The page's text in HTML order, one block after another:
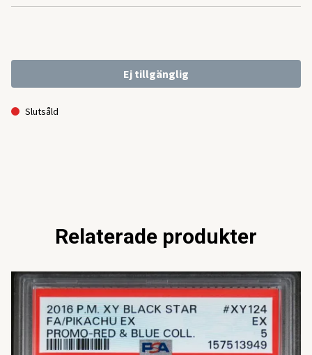
Ej tillgänglig
Slutsåld
Relaterade produkter